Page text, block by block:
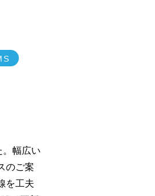
。幅広い
のご案
を工夫